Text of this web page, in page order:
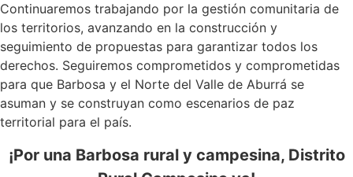
Continuaremos trabajando por la gestión comunitaria de
los territorios, avanzando en la construcción y
seguimiento de propuestas para garantizar todos los
derechos. Seguiremos comprometidos y comprometidas
para que Barbosa y el Norte del Valle de Aburrá se
asuman y se construyan como escenarios de paz
territorial para el país.
¡Por una Barbosa rural y campesina, Distrito